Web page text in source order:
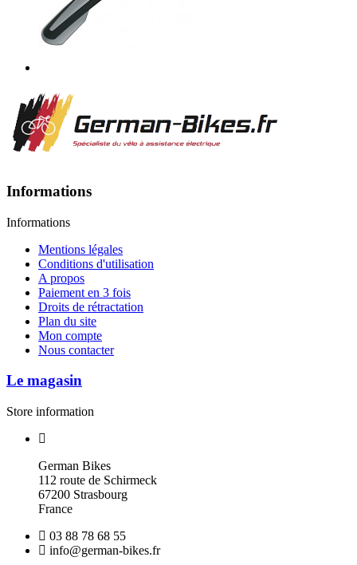
Informations
Informations
Mentions légales
Conditions d'utilisation
A propos
Paiement en 3 fois
Droits de rétractation
Plan du site
Mon compte
Nous contacter
Le magasin
Store information
German Bikes
112 route de Schirmeck
67200 Strasbourg
France
03 88 78 68 55
info@german-bikes.fr